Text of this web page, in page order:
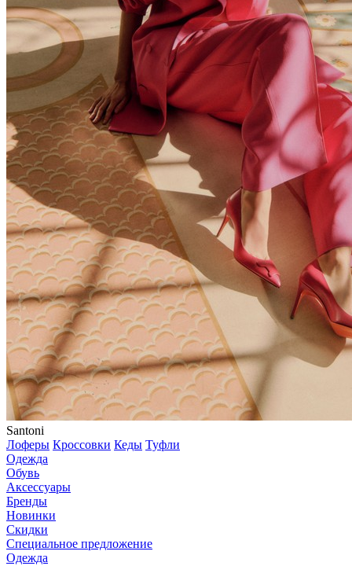
Santoni
Лоферы Кроссовки Кеды Туфли
Одежда
Обувь
Аксессуары
Бренды
Новинки
Скидки
Специальное предложение
Одежда